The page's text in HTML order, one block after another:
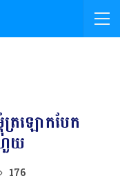
រឡោកបែក
យ
176